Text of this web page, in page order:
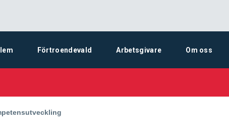
Förtroendevald Arbetsgivare Om oss
sida: